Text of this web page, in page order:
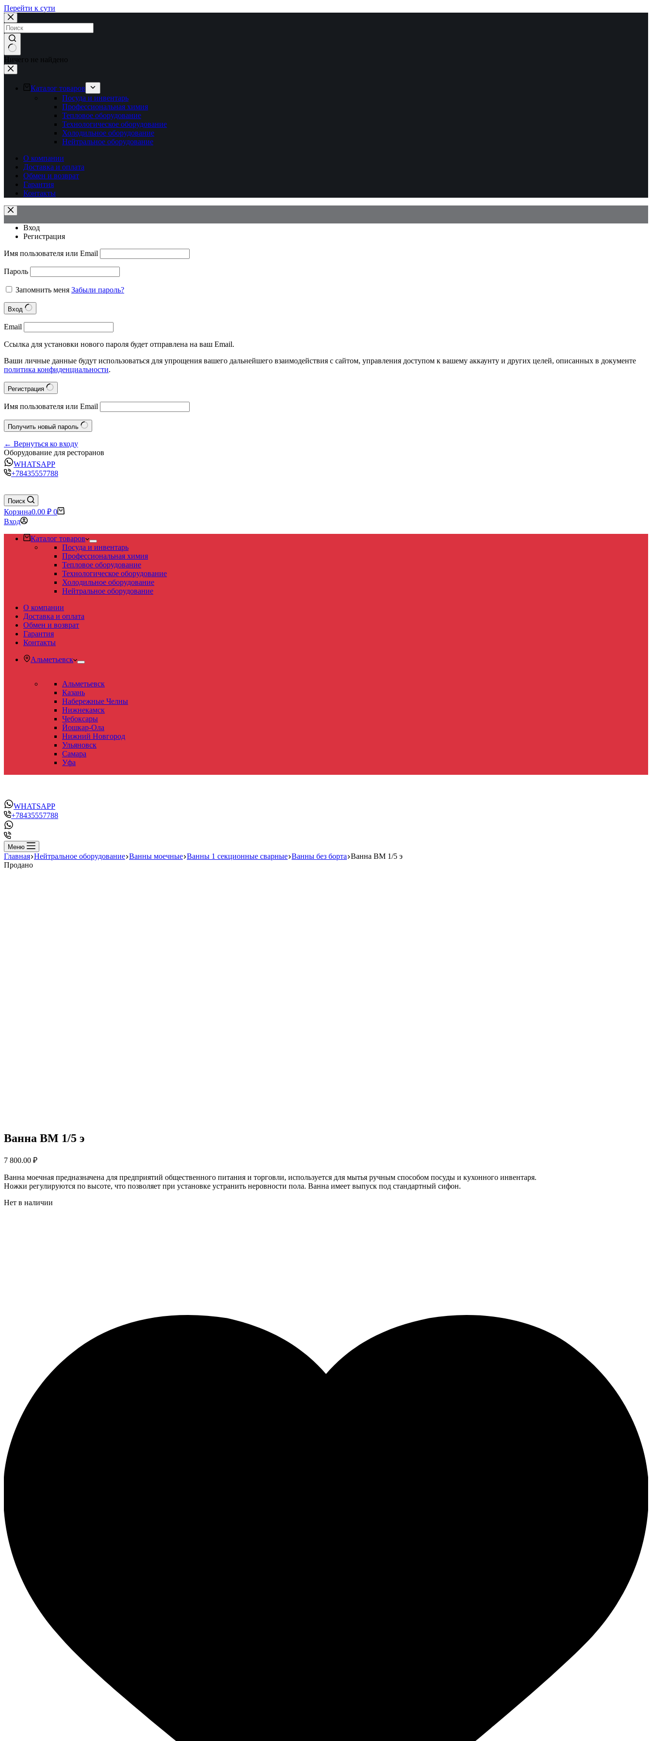
Перейти к сути
Ничего не найдено
Каталог товаров
Посуда и инвентарь
Профессиональная химия
Тепловое оборудование
Технологическое оборудование
Холодильное оборудование
Нейтральное оборудование
О компании
Доставка и оплата
Обмен и возврат
Гарантия
Контакты
Вход
Регистрация
Имя пользователя или Email
Пароль
Запомнить меня Забыли пароль?
Вход
Email
Ссылка для установки нового пароля будет отправлена на ваш Email.
Ваши личные данные будут использоваться для упрощения вашего дальнейшего взаимодействия с сайтом, управления доступом к вашему аккаунту и других целей, описанных в документе
политика конфиденциальности.
Регистрация
Имя пользователя или Email
Получить новый пароль
← Вернуться ко входу
Оборудование для ресторанов
WHATSAPP
+78435557788
Поиск
Корзина0.00 ₽ 0
Вход
Каталог товаров
Посуда и инвентарь
Профессиональная химия
Тепловое оборудование
Технологическое оборудование
Холодильное оборудование
Нейтральное оборудование
О компании
Доставка и оплата
Обмен и возврат
Гарантия
Контакты
Альметьевск
Альметьевск
Казань
Набережные Челны
Нижнекамск
Чебоксары
Йошкар-Ола
Нижний Новгород
Ульяновск
Самара
Уфа
WHATSAPP
+78435557788
Меню
Главная Нейтральное оборудование Ванны моечные Ванны 1 секционные сварные Ванны без борта Ванна ВМ 1/5 э
Продано
Ванна ВМ 1/5 э
7 800.00 ₽
Ванна моечная предназначена для предприятий общественного питания и торговли, используется для мытья ручным способом посуды и кухонного инвентаря.
Ножки регулируются по высоте, что позволяет при установке устранить неровности пола. Ванна имеет выпуск под стандартный сифон.
Нет в наличии